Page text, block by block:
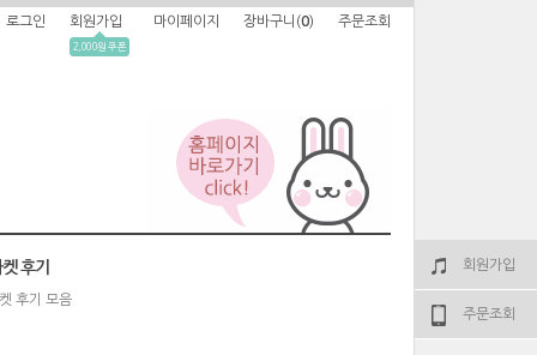
회원가입
주문조회
로그인 회원가입
2,000원 쿠폰
마이페이지 장바구니(0) 주문조회
후기
후기 모음